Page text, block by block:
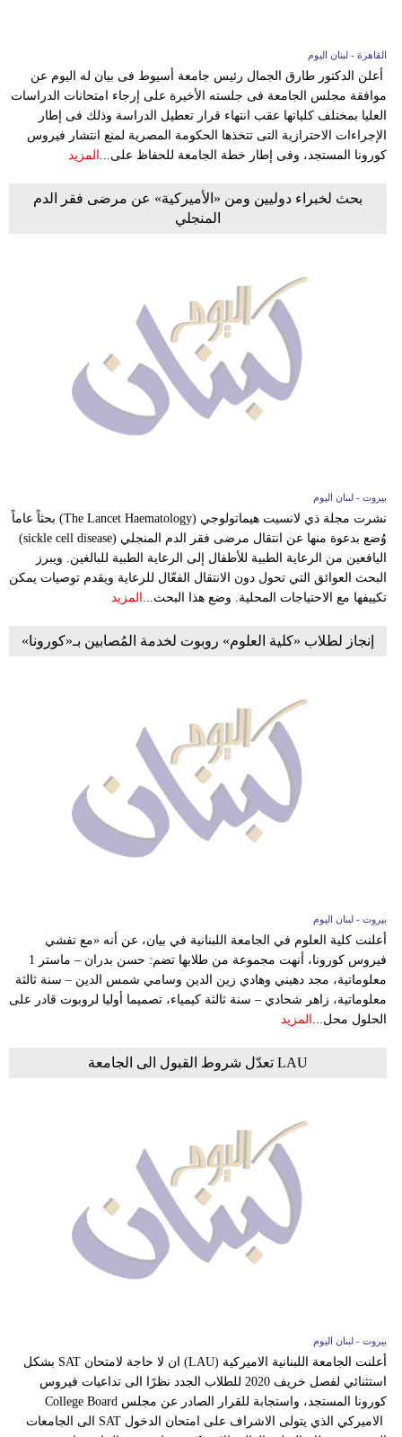
القاهرة - لبنان اليوم
أعلن الدكتور طارق الجمال رئيس جامعة أسيوط فى بيان له اليوم عن
موافقة مجلس الجامعة فى جلسته الأخيرة على إرجاء امتحانات الدراسات
العليا بمختلف كلياتها عقب انتهاء قرار تعطيل الدراسة وذلك فى إطار
الإجراءات الاحترازية التى تتخذها الحكومة المصرية لمنع انتشار فيروس
كورونا المستجد، وفى إطار خطة الجامعة للحفاظ على... المزيد
بحث لخبراء دوليين ومن «الأميركية» عن مرضى فقر الدم
المنجلي
بيروت - لبنان اليوم
نشرت مجلة ذي لانسيت هيماتولوجي (The Lancet Haematology) بحثاً عاماً
وُضع بدعوة منها عن انتقال مرضى فقر الدم المنجلي (sickle cell disease)
اليافعين من الرعاية الطبية للأطفال إلى الرعاية الطبية للبالغين. ويبرز
البحث العوائق التي تحول دون الانتقال الفعّال للرعاية ويقدم توصيات يمكن
تكييفها مع الاحتياجات المحلية. وضع هذا البحث... المزيد
إنجاز لطلاب «كلية العلوم» روبوت لخدمة المُصابين بـ«كورونا»
بيروت - لبنان اليوم
أعلنت كلية العلوم في الجامعة اللبنانية في بيان، عن أنه «مع تفشي
فيروس كورونا، أنهت مجموعة من طلابها تضم: حسن بدران – ماستر 1
معلوماتية، مجد دهيني وهادي زين الدين وسامي شمس الدين – سنة ثالثة
معلوماتية، زاهر شحادي – سنة ثالثة كيمياء، تصميما أوليا لروبوت قادر على
الحلول محل...
المزيد
LAU تعدّل شروط القبول الى الجامعة
بيروت - لبنان اليوم
أعلنت الجامعة اللبنانية الاميركية (LAU) ان لا حاجة لامتحان SAT بشكل
استثنائي لفصل خريف 2020 للطلاب الجدد نظرًا الى تداعيات فيروس
كورونا المستجد، واستجابة للقرار الصادر عن مجلس College Board
الاميركي الذي يتولى الاشراف على امتحان الدخول SAT الى الجامعات